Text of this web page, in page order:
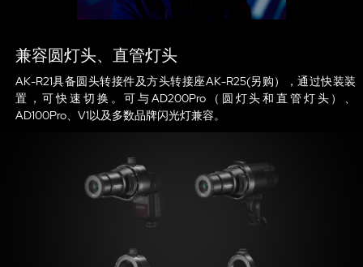
兼容圆灯头、直管灯头
AK-R21具备圆头转接件及方头转接座AK-R25(另购），通过快装装
置，可快速切换。可与AD200Pro（圆灯头和直管灯头）、
AD100Pro、V1以及多数品牌闪光灯兼容。